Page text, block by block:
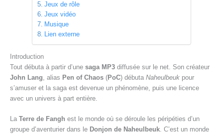
Jeux de rôle
Jeux vidéo
Musique
Lien externe
Introduction
Tout débuta à partir d’une saga MP3 diffusée sur le net. Son créateur
John Lang , alias Pen of Chaos (PoC) débuta Naheulbeuk pour
s’amuser et la saga est devenue un phénomène, puis une licence
avec un univers à part entière.
La Terre de Fangh est le monde où se déroule les péripéties d’un
groupe d’aventurier dans le Donjon de Naheulbeuk. C’est un monde